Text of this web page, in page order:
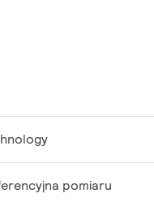
pomiaru